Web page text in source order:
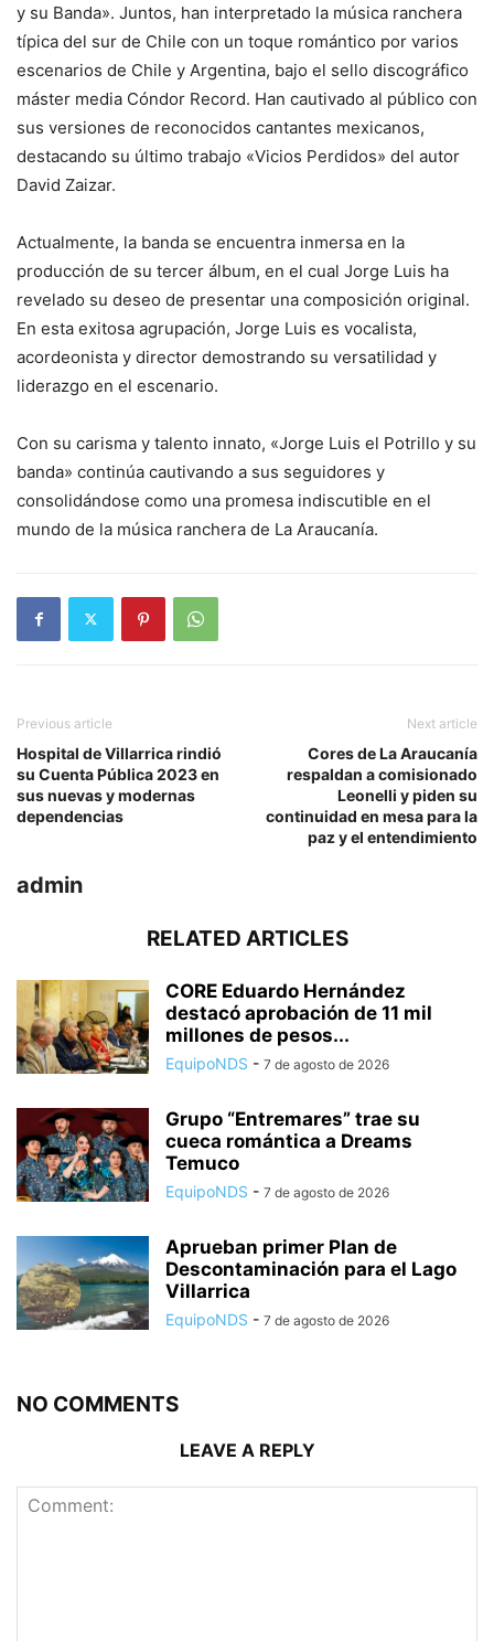
y su Banda». Juntos, han interpretado la música ranchera
típica del sur de Chile con un toque romántico por varios
escenarios de Chile y Argentina, bajo el sello discográfico
máster media Cóndor Record. Han cautivado al público con
sus versiones de reconocidos cantantes mexicanos,
destacando su último trabajo «Vicios Perdidos» del autor
David Zaizar.
Actualmente, la banda se encuentra inmersa en la
producción de su tercer álbum, en el cual Jorge Luis ha
revelado su deseo de presentar una composición original.
En esta exitosa agrupación, Jorge Luis es vocalista,
acordeonista y director demostrando su versatilidad y
liderazgo en el escenario.
Con su carisma y talento innato, «Jorge Luis el Potrillo y su
banda» continúa cautivando a sus seguidores y
consolidándose como una promesa indiscutible en el
mundo de la música ranchera de La Araucanía.
Previous article
Hospital de Villarrica rindió
su Cuenta Pública 2023 en
sus nuevas y modernas
dependencias
Next article
Cores de La Araucanía
respaldan a comisionado
Leonelli y piden su
continuidad en mesa para la
paz y el entendimiento
admin
RELATED ARTICLES
CORE Eduardo Hernández
destacó aprobación de 11 mil
millones de pesos...
EquipoNDS - 7 de agosto de 2026
Grupo “Entremares” trae su
cueca romántica a Dreams
Temuco
EquipoNDS - 7 de agosto de 2026
Aprueban primer Plan de
Descontaminación para el Lago
Villarrica
EquipoNDS - 7 de agosto de 2026
NO COMMENTS
LEAVE A REPLY